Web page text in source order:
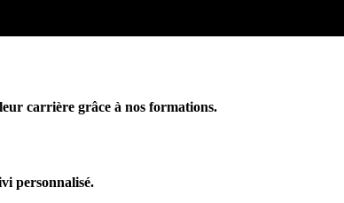
carrière grâce à nos formations.
personnalisé.